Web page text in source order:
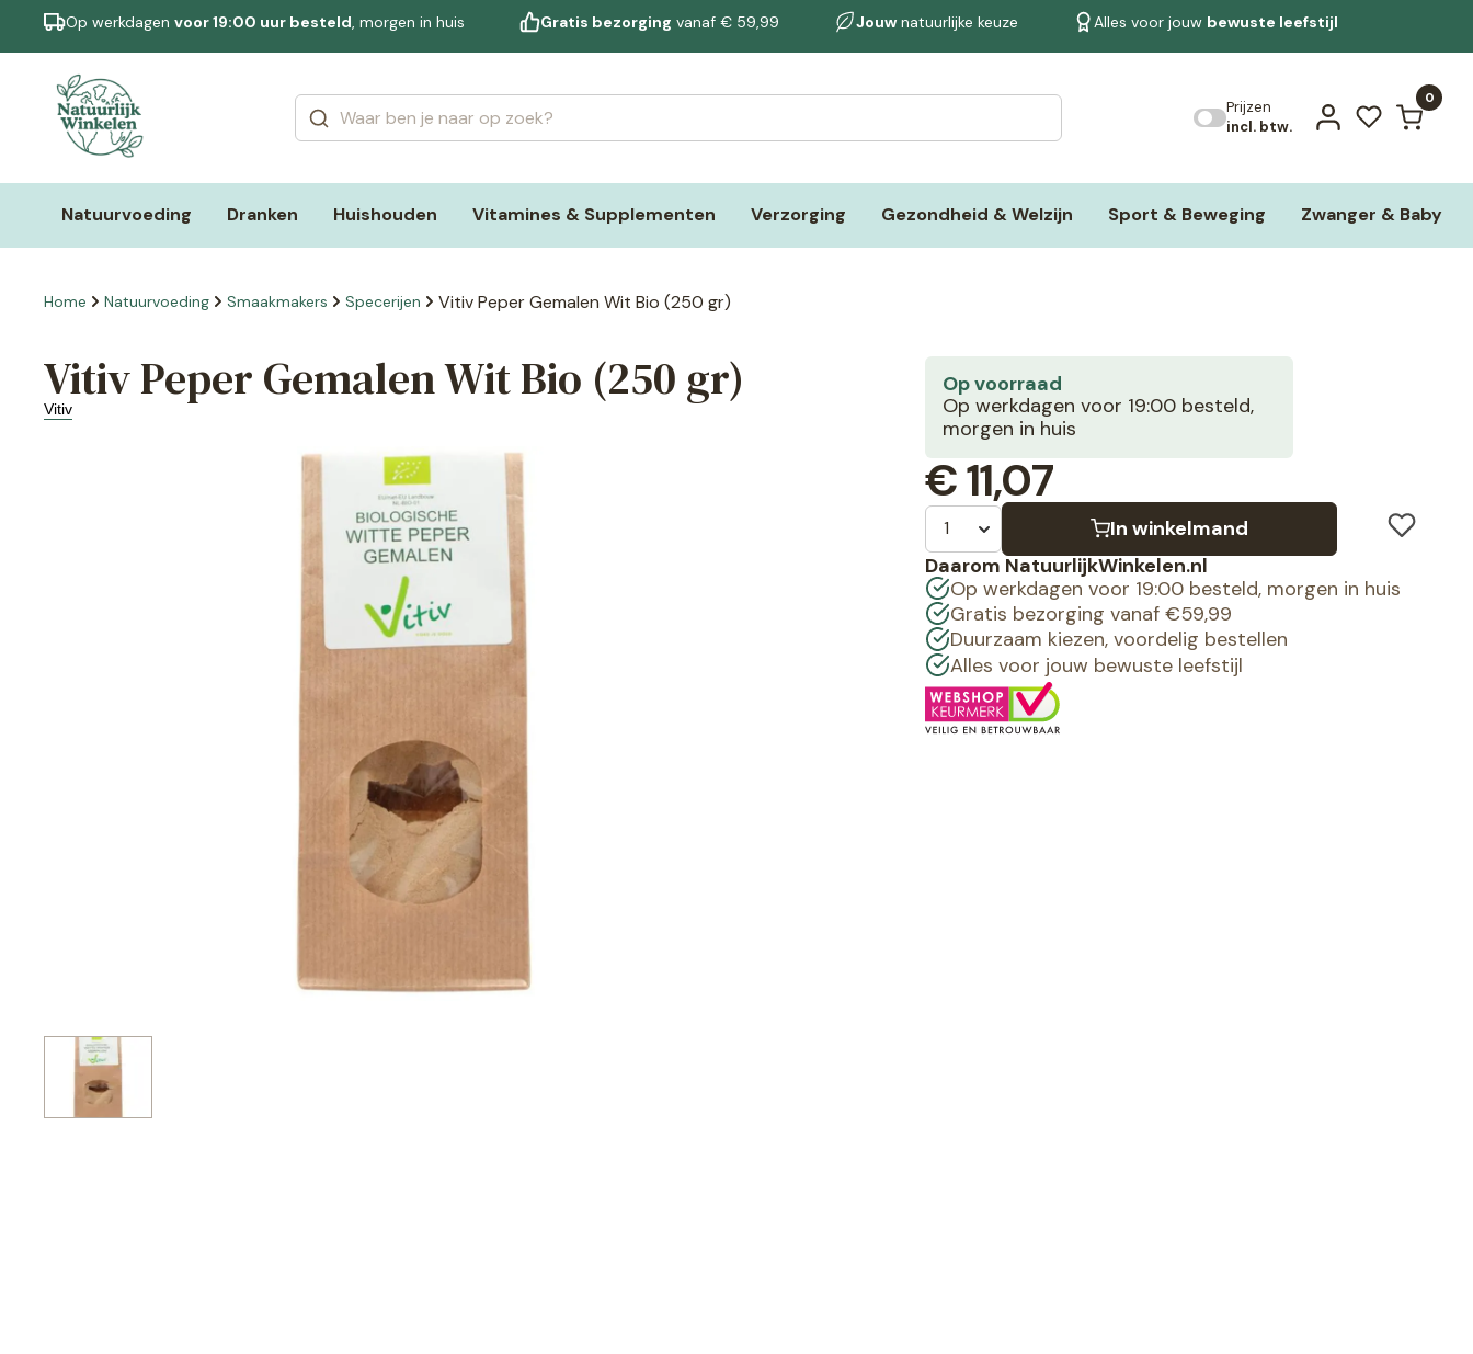
Op werkdagen voor 19:00 uur besteld, morgen in huis Gratis bezorging vanaf € 59,99 Jouwnatuurlijke keuze Alles voor jouw bewuste leefstijl
Prijzen
incl. btw.
0
Natuurvoeding Dranken Huishouden Vitamines & Supplementen Verzorging Gezondheid & Welzijn Sport & Beweging Zwanger & Baby
Bekijk alle resultaten
Home Natuurvoeding Smaakmakers Specerijen Vitiv Peper Gemalen Wit Bio (250 gr)
Vitiv Peper Gemalen Wit Bio (250 gr)
Vitiv
Op voorraad
Op werkdagen voor 19:00 besteld,
morgen in huis
€11,07
In winkelmand
Daarom NatuurlijkWinkelen.nl
Op werkdagen voor 19:00 besteld, morgen in huis
Gratis bezorging vanaf €59,99
Duurzaam kiezen, voordelig bestellen
Alles voor jouw bewuste leefstijl